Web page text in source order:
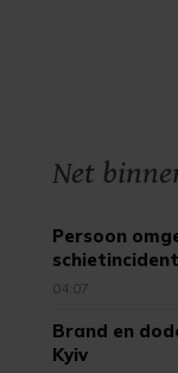
Net
Persoon
04:07
Brand en
Kyiv